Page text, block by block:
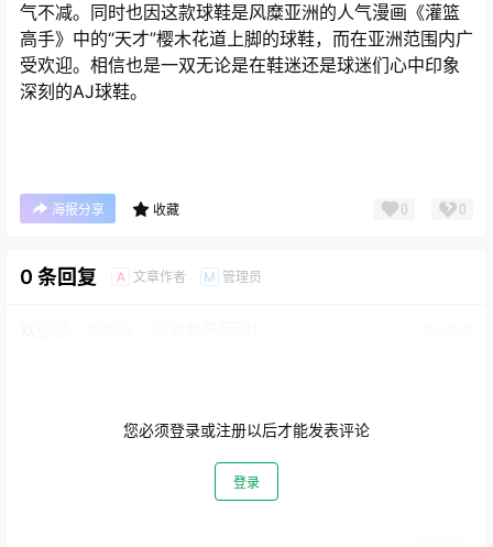
气不减。同时也因这款球鞋是风糜亚洲的人气漫画《灌篮
高手》中的“天才”樱木花道上脚的球鞋，而在亚洲范围内广
受欢迎。相信也是一双无论是在鞋迷还是球迷们心中印象
深刻的AJ球鞋。
海报分享 收藏 0 0
0 条回复 A 文章作者 M 管理员
您必须登录或注册以后才能发表评论
登录